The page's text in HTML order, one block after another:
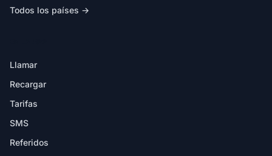
Todos los países →
Llamar
Recargar
Tarifas
SMS
Referidos